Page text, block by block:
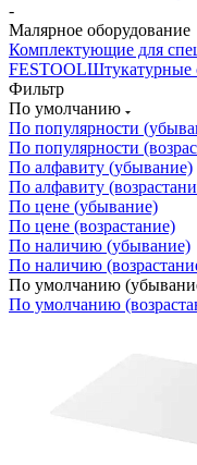
-
Малярное оборудование
Комплектующие для
FESTOOLШтукатурные
Фильтр
По умолчанию
По популярности
По популярности
По алфавиту (убывание)
По алфавиту
По цене (убывание)
По цене (возрастание)
По наличию (убывание)
По наличию
По умолчанию
По умолчанию